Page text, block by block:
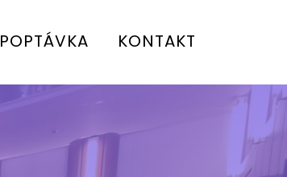
POPTÁVKA KONTAKT